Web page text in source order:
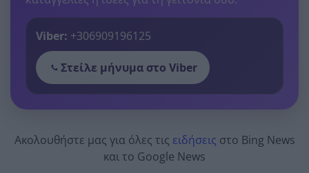
Viber: +306909196125
Στείλε μήνυμα στο Viber
Ακολουθήστε μας για όλες τις ειδήσεις στο Bing News
και το Google News